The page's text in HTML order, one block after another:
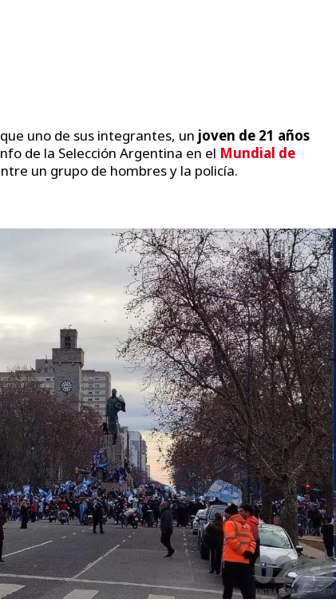
uno de sus integrantes, un joven de 21 años
de la Selección Argentina en el Mundial de
un grupo de hombres y la policía.